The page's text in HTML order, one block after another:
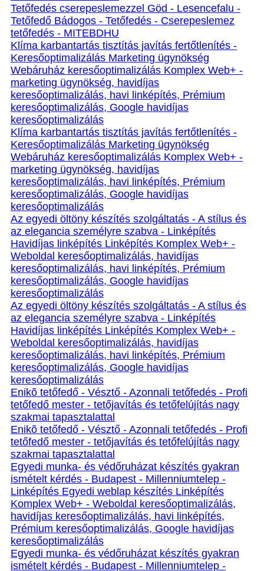
Tetőfedés cserepeslemezzel Göd - Lesencefalu -
Tetőfedő Bádogos - Tetőfedés - Cserepeslemez
tetőfedés - MITEBDHU
Klíma karbantartás tisztítás javítás fertőtlenítés -
Keresőoptimalizálás Marketing ügynökség
Webáruház keresőoptimalizálás Komplex Web+ -
marketing ügynökség, havidíjas
keresőoptimalizálás, havi linképítés, Prémium
keresőoptimalizálás, Google havidíjas
keresőoptimalizálás
Klíma karbantartás tisztítás javítás fertőtlenítés -
Keresőoptimalizálás Marketing ügynökség
Webáruház keresőoptimalizálás Komplex Web+ -
marketing ügynökség, havidíjas
keresőoptimalizálás, havi linképítés, Prémium
keresőoptimalizálás, Google havidíjas
keresőoptimalizálás
Az egyedi öltöny készítés szolgáltatás - A stílus és
az elegancia személyre szabva - Linképítés
Havidíjas linképítés Linképítés Komplex Web+ -
Weboldal keresőoptimalizálás, havidíjas
keresőoptimalizálás, havi linképítés, Prémium
keresőoptimalizálás, Google havidíjas
keresőoptimalizálás
Az egyedi öltöny készítés szolgáltatás - A stílus és
az elegancia személyre szabva - Linképítés
Havidíjas linképítés Linképítés Komplex Web+ -
Weboldal keresőoptimalizálás, havidíjas
keresőoptimalizálás, havi linképítés, Prémium
keresőoptimalizálás, Google havidíjas
keresőoptimalizálás
Enikõ tetőfedő - Vésztő - Azonnali tetőfedés - Profi
tetőfedő mester - tetőjavítás és tetőfelújítás nagy
szakmai tapasztalattal
Enikõ tetőfedő - Vésztő - Azonnali tetőfedés - Profi
tetőfedő mester - tetőjavítás és tetőfelújítás nagy
szakmai tapasztalattal
Egyedi munka- és védőruházat készítés gyakran
ismételt kérdés - Budapest - Millenniumtelep -
Linképítés Egyedi weblap készítés Linképítés
Komplex Web+ - Weboldal keresőoptimalizálás,
havidíjas keresőoptimalizálás, havi linképítés,
Prémium keresőoptimalizálás, Google havidíjas
keresőoptimalizálás
Egyedi munka- és védőruházat készítés gyakran
ismételt kérdés - Budapest - Millenniumtelep -